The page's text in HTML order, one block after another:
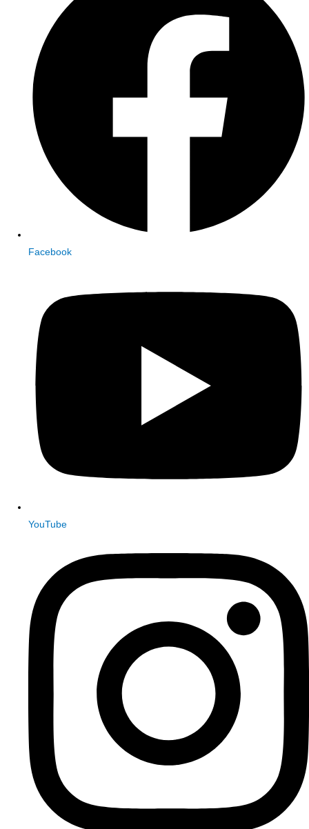
Facebook
YouTube